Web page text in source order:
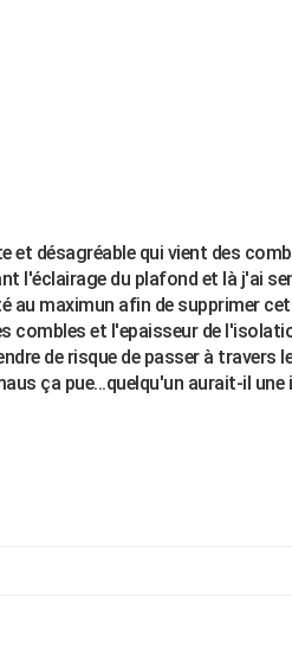
et désagréable qui vient des
l'éclairage du plafond et là j'ai
au maximun afin de supprimer
combles et l'epaisseur de
de risque de passer à travers
ça pue...quelqu'un aurait-il une